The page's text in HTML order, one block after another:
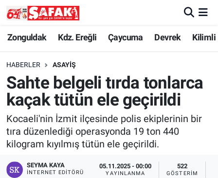
Zonguldak Kdz. Ereğli Çaycuma Devrek Kilimli
HABERLER ASAYIŞ
Sahte belgeli tırda tonlarca
kaçak tütün ele geçirildi
Kocaeli'nin İzmit ilçesinde polis ekiplerinin bir
tıra düzenlediği operasyonda 19 ton 440
kilogram kıyılmış tütün ele geçirildi.
SEYMA KAYA
İNTERNET EDITÖRÜ
05.11.2025 - 00:00
YAYINLANMA
522
GÖSTERIM
Zonguldak
Kdz. Ereğli
Çaycuma
Devrek
Kilimli
Asayiş
Zonguldak Nöbetçi Eczaneler
Zonguldak Hava Durumu
Zonguldak Namaz Vakitleri
Zonguldak Trafik Yoğunluk Haritası
Süper Lig Puan Durumu ve Fikstür
Tüm Manşetler